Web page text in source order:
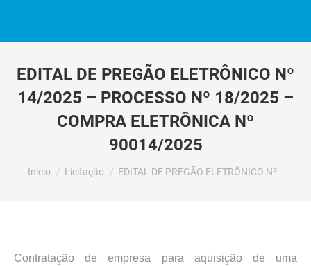
EDITAL DE PREGÃO ELETRÔNICO Nº
14/2025 – PROCESSO Nº 18/2025 –
COMPRA ELETRÔNICA Nº
90014/2025
Você está aqui:
Início Licitação EDITAL DE PREGÃO ELETRÔNICO Nº…
Contratação de empresa para aquisição de uma